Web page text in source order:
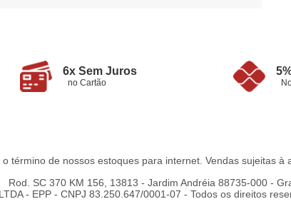
6x Sem Juros
no Cartão
término de nossos estoques para internet. Vendas sujeitas à
Rod. SC 370 KM 156, 13813 - Jardim Andréia 88735-000 -
- EPP - CNPJ 83.250.647/0001-07 - Todos os direitos